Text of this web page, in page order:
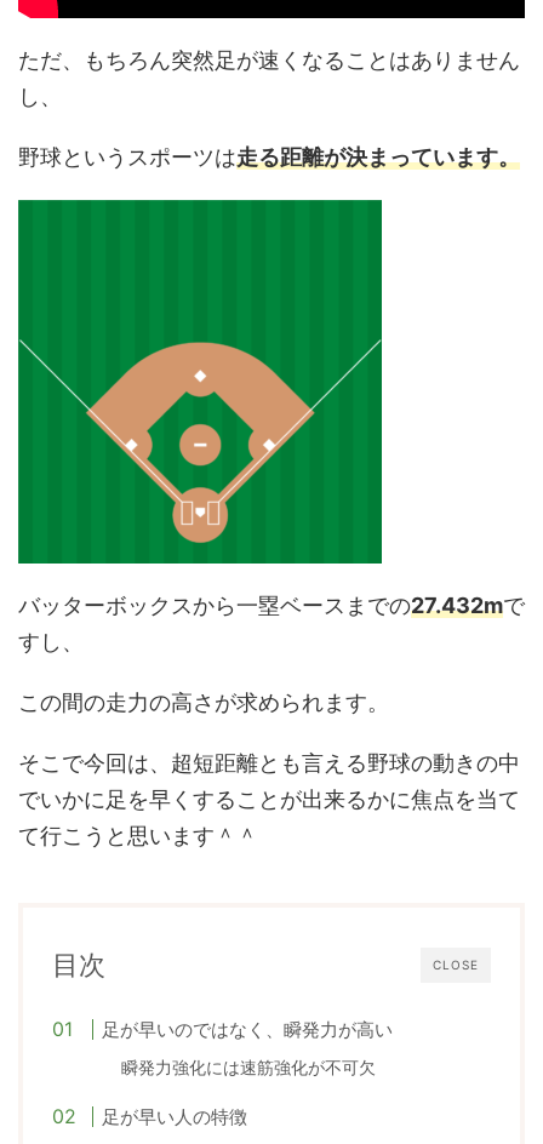
ただ、もちろん突然足が速くなることはありません
し、
野球というスポーツは走る距離が決まっています。
バッターボックスから一塁ベースまでの27.432mで
すし、
この間の走力の高さが求められます。
そこで今回は、超短距離とも言える野球の動きの中
でいかに足を早くすることが出来るかに焦点を当て
て行こうと思います＾＾
CLOSE
目次
足が早いのではなく、瞬発力が高い
瞬発力強化には速筋強化が不可欠
足が早い人の特徴